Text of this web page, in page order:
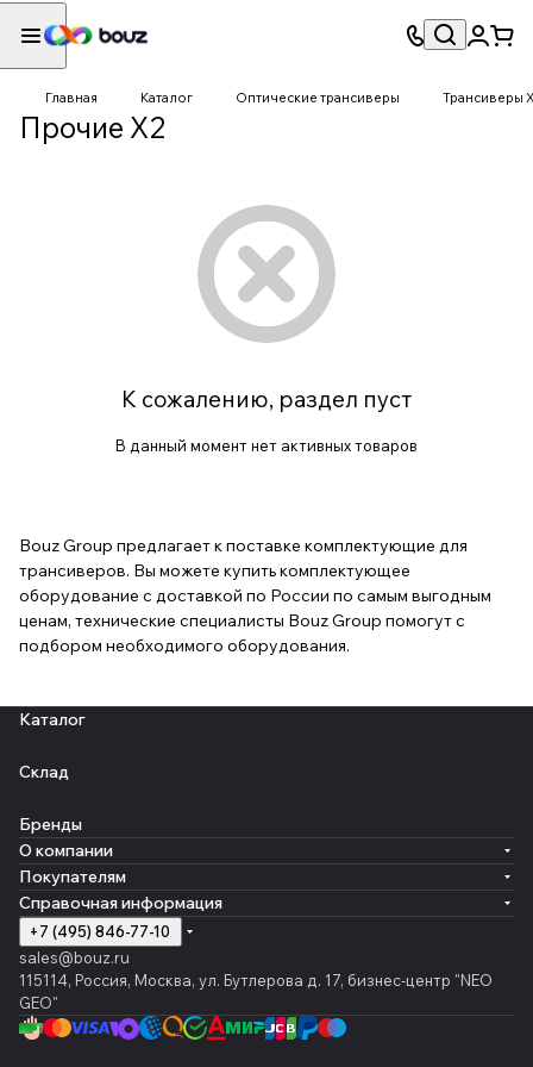
Главная Каталог Оптические трансиверы Трансиверы
Прочие X2
К сожалению, раздел пуст
В данный момент нет активных товаров
Bouz Group предлагает к поставке комплектующие для
трансиверов. Вы можете купить комплектующее
оборудование с доставкой по России по самым выгодным
ценам, технические специалисты Bouz Group помогут с
подбором необходимого оборудования.
Каталог
Склад
Бренды
О компании
Покупателям
Справочная информация
+7 (495) 846-77-10
sales@bouz.ru
115114, Россия, Москва, ул. Бутлерова д. 17, бизнес-центр "NEO
GEO"